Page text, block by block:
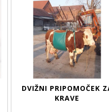
DVIŽNI PRIPOMOČEK
KRAVE